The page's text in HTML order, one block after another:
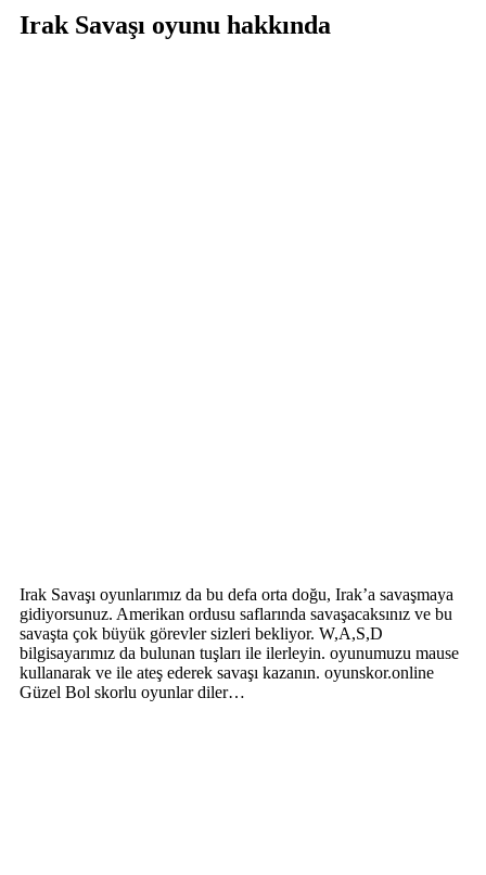
Irak Savaşı oyunu hakkında
Irak Savaşı oyunlarımız da bu defa orta doğu, Irak’a savaşmaya
gidiyorsunuz. Amerikan ordusu saflarında savaşacaksınız ve bu
savaşta çok büyük görevler sizleri bekliyor. W,A,S,D
bilgisayarımız da bulunan tuşları ile ilerleyin. oyunumuzu mause
kullanarak ve ile ateş ederek savaşı kazanın. oyunskor.online
Güzel Bol skorlu oyunlar diler…